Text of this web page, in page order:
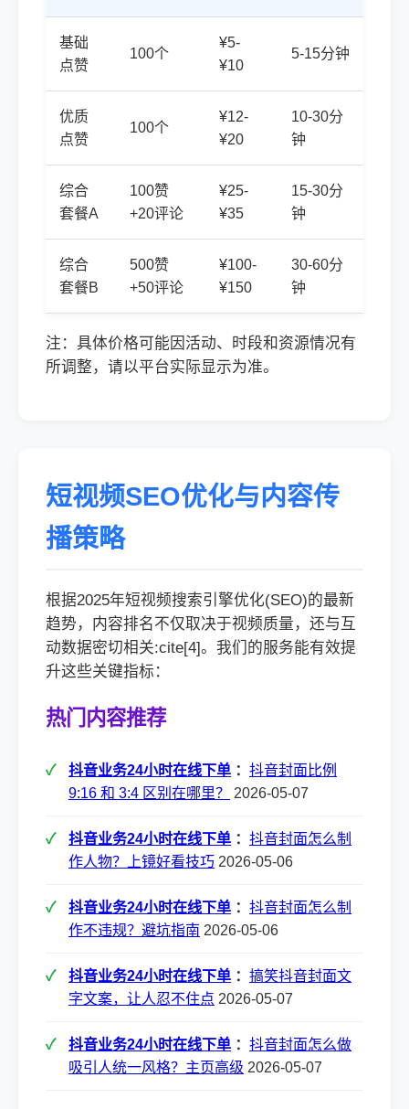
基础
点赞
100个
¥5-
¥10
5-15分钟
优质
点赞
100个
¥12-
¥20
10-30分
钟
综合
套餐A
100赞
+20评论
¥25-
¥35
15-30分
钟
综合
套餐B
500赞
+50评论
¥100-
¥150
30-60分
钟
注：具体价格可能因活动、时段和资源情况有
所调整，请以平台实际显示为准。
短视频SEO优化与内容传
播策略
根据2025年短视频搜索引擎优化(SEO)的最新
趋势，内容排名不仅取决于视频质量，还与互
动数据密切相关:cite[4]。我们的服务能有效提
升这些关键指标：
热门内容推荐
抖音业务24小时在线下单 ： 抖音封面比例
9:16 和 3:4 区别在哪里？
2026-05-07
抖音业务24小时在线下单 ： 抖音封面怎么制
作人物？上镜好看技巧 2026-05-06
抖音业务24小时在线下单 ： 抖音封面怎么制
作不违规？避坑指南 2026-05-06
抖音业务24小时在线下单 ： 搞笑抖音封面文
字文案，让人忍不住点 2026-05-07
抖音业务24小时在线下单 ： 抖音封面怎么做
吸引人统一风格？主页高级 2026-05-07